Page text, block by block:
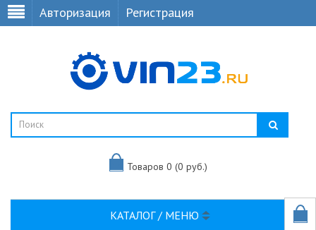
Авторизация Регистрация
Товаров 0 (0 руб.)
КАТАЛОГ / МЕНЮ